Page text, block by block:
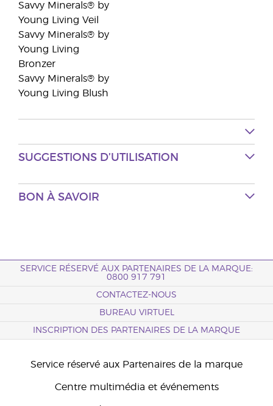
Savvy Minerals® by
Young Living Veil
Savvy Minerals® by
Young Living
Bronzer
Savvy Minerals® by
Young Living Blush
SUGGESTIONS D’UTILISATION
BON À SAVOIR
SERVICE RÉSERVÉ AUX PARTENAIRES DE LA MARQUE:
0800 917 791
CONTACTEZ-NOUS
BUREAU VIRTUEL
INSCRIPTION DES PARTENAIRES DE LA MARQUE
Service réservé aux Partenaires de la marque
Centre multimédia et événements